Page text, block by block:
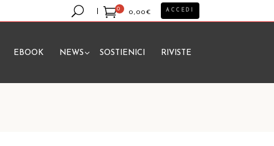
0
0,00€
prodotto nel carrello.
ACCEDI
EBOOK NEWS SOSTIENICI RIVISTE